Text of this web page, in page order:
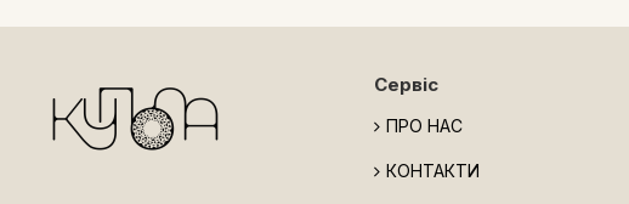
Сервіс
ПРО НАС
КОНТАКТИ